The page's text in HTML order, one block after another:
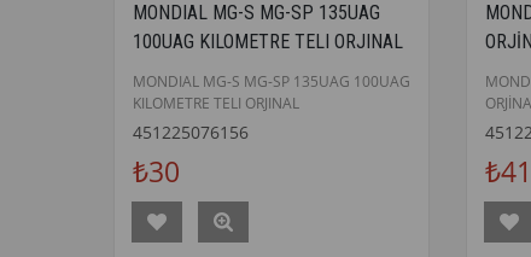
MONDIAL MG-S MG-SP 135UAG
100UAG KILOMETRE TELI ORJINAL
MONDIAL MG-S MG-SP 135UAG 100UAG
KILOMETRE TELI ORJINAL
451225076156
₺30